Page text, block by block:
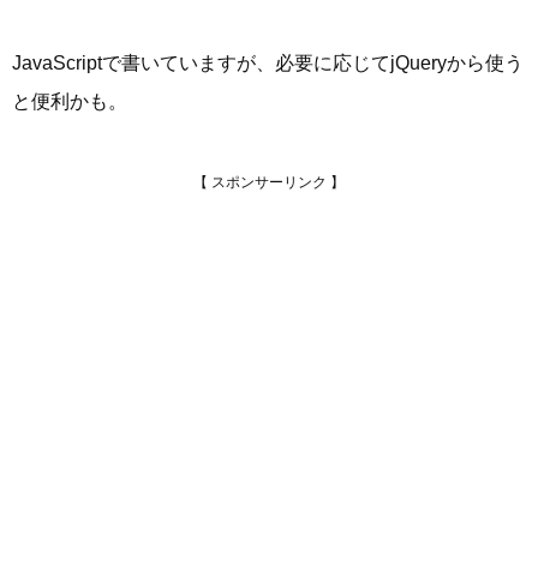
JavaScriptで書いていますが、必要に応じてjQueryから使う
と便利かも。